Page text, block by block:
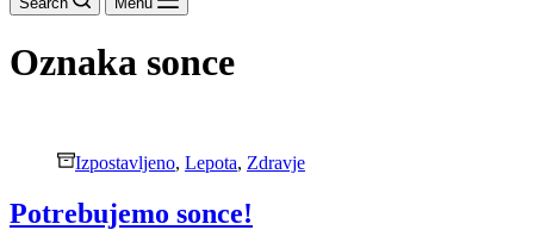
Oznaka sonce
Izpostavljeno, Lepota, Zdravje
Potrebujemo sonce!